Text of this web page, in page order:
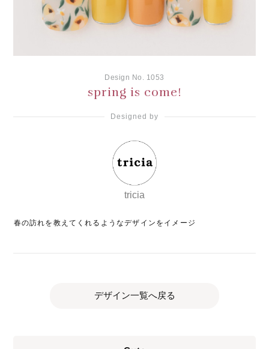
Design No. 1053
spring is come!
Designed by
tricia
春の訪れを教えてくれるようなデザインをイメージ
デザイン一覧へ戻る